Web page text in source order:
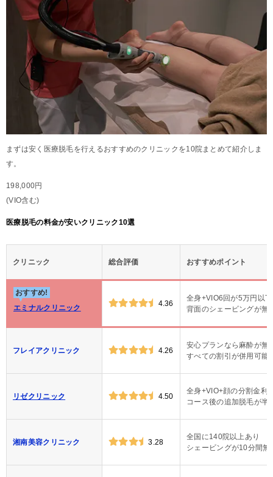
まずは安く医療脱毛を行えるおすすめのクリニックを10院まとめて紹介しま
す。
198,000円
(VIO含む)
医療脱毛の料金が安いクリニック10選
クリニック 総合評価 おすすめポイント
おすすめ!
エミナルクリニック
4.36
全身+VIO6回が5万円以下
背面のシェービングが無
フレイアクリニック 4.26
安心プランなら麻酔が無
すべての割引が併用可能
リゼクリニック 4.50
全身+VIO+顔の分割金利
コース後の追加脱毛が半
湘南美容クリニック 3.28
全国に140院以上あり
シェービングが10分間無